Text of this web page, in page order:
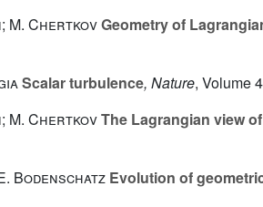
M. ChertkovGeometry of
Scalar turbulence, Nature, Volume
M. ChertkovThe Lagrangian view
Bodenschatz Evolution of